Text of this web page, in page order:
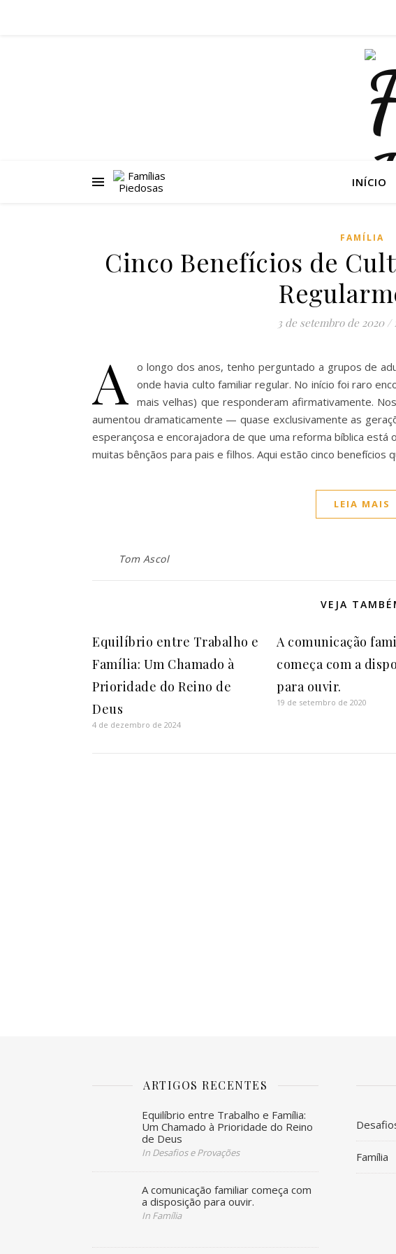
INÍCIO
FAMÍLIA
Cinco Benefícios de
3 de setembro de 2020 /
A
o longo dos anos, tenho perguntado a grupos de
onde havia culto familiar regular. No início foi raro
mais velhas) que responderam afirmativamente.
aumentou dramaticamente — quase exclusivamente as
esperançosa e encorajadora de que uma reforma bíblica
muitas bênçãos para pais e filhos. Aqui estão cinco benefícios
LEIA MAIS
Tom Ascol
VEJA
Equilíbrio entre Trabalho e
Família: Um Chamado à
Prioridade do Reino de
Deus
4 de dezembro de 2024
A comunicação
começa com a
para ouvir.
19 de setembro de 2020
ARTIGOS RECENTES
Equilíbrio entre Trabalho e Família:
Um Chamado à Prioridade do Reino
de Deus
In Desafios e Provações
A comunicação familiar começa com
a disposição para ouvir.
In Família
Família